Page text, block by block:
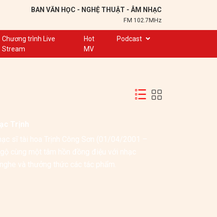
BAN VĂN HỌC - NGHỆ THUẬT - ÂM NHẠC
FM 102.7MHz
Chương trình Live
Stream
Hot
MV
Podcast
Trạm 102,7
Chuyện để kể
Đôi bạn văn chương
Trịnh
sĩ tài hoa Trịnh Công Sơn (01/04/2001 –
cùng một tâm hồn đồng điệu với nhạc
và thưởng thức các tác phẩm.